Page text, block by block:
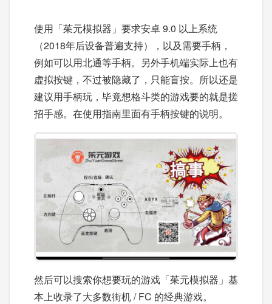
使用「茱元模拟器」要求安卓 9.0 以上系统
（2018年后设备普遍支持），以及需要手柄，
例如可以用北通等手柄。另外手机端实际上也有
虚拟按键，不过被隐藏了，只能盲按。所以还是
建议用手柄玩，毕竟想格斗类的游戏要的就是搓
招手感。在使用指南里面有手柄按键的说明。
然后可以搜索你想要玩的游戏「茱元模拟器」基
本上收录了大多数街机 / FC 的经典游戏。